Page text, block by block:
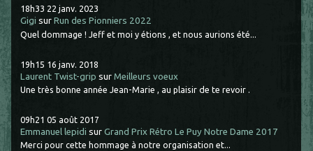
18h33 22 janv. 2023
Gigi surRun des Pionniers 2022
Quel dommage ! Jeff et moi y étions , et nous aurions été...
19h15 16 janv. 2018
Laurent Twist-grip surMeilleurs voeux
Une très bonne année Jean-Marie , au plaisir de te revoir .
09h21 05 août 2017
Emmanuel lepidi surGrand Prix Rétro Le Puy Notre Dame 2017
Merci pour cette hommage à notre organisation et...